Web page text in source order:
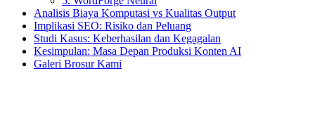
Analisis Biaya Komputasi vs Kualitas Output
Implikasi SEO: Risiko dan Peluang
Studi Kasus: Keberhasilan dan Kegagalan
Kesimpulan: Masa Depan Produksi Konten AI
Galeri Brosur Kami